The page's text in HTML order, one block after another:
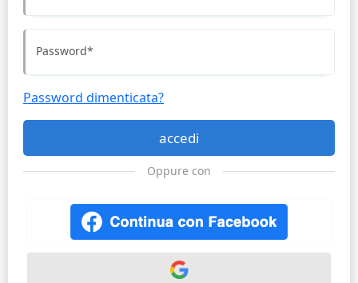
Password*
Password dimenticata?
accedi
Oppure con